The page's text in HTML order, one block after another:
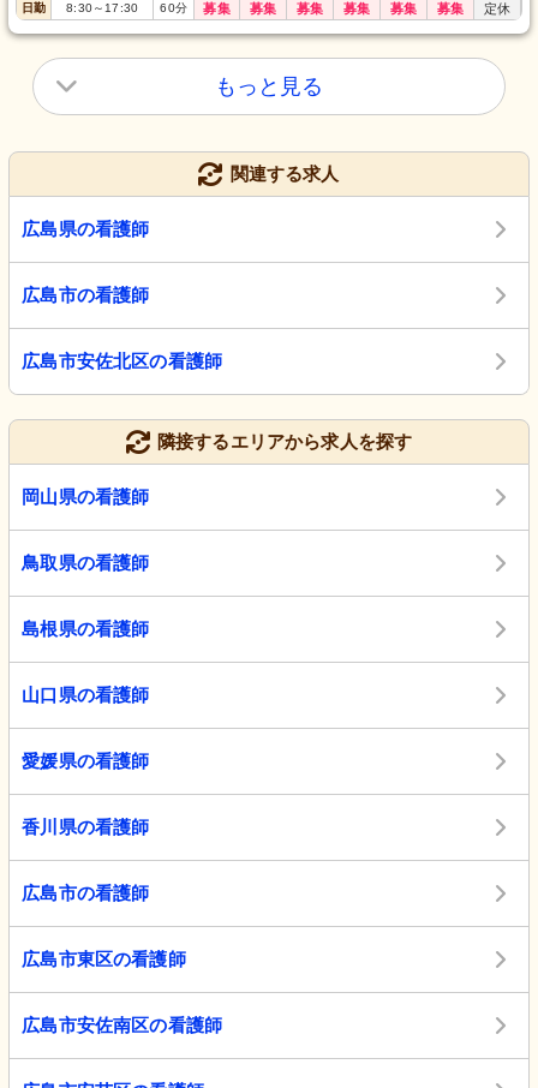
日勤
8:30～17:30 60分 募集 募集 募集 募集 募集 募集 定休
もっと見る
関連する求人
広島県の看護師
広島市の看護師
広島市安佐北区の看護師
隣接するエリアから求人を探す
岡山県の看護師
鳥取県の看護師
島根県の看護師
山口県の看護師
愛媛県の看護師
香川県の看護師
広島市の看護師
広島市東区の看護師
広島市安佐南区の看護師